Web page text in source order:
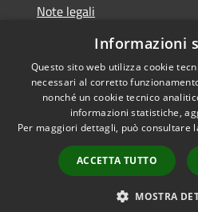
Note legali
Dichiarazione di accessibilità
Accessibilità
Informazioni
Questo sito web utilizza cookie
necessari al corretto
nonché un cookie tecnico
informazioni statistiche,
Per maggiori dettagli, può consultare
ACCETTA TUTTO
MOSTRA